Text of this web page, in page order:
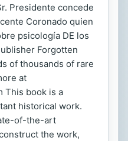
Presidente concede
Coronado quien
psicología DE los
Forgotten
of thousands of rare
at
This book is a
historical work.
of-the-art
the work,